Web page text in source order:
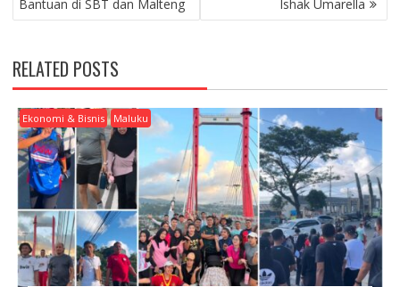
S
N
A
V
G
A
T
O
N
Bantuan di SBT dan Malteng Ishak Umarella
RELATED POSTS
Ekonomi & Bisnis Maluku